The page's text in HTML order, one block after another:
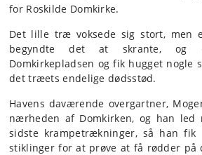
for Roskilde Domkirke.
Det lille træ voksede sig stort, men
begyndte det at skrante, og
Domkirkepladsen og fik hugget nogle
det træets endelige dødsstød.
Havens daværende overgartner,
nærheden af Domkirken, og han
sidste krampetrækninger, så han
stiklinger for at prøve at få rødder på